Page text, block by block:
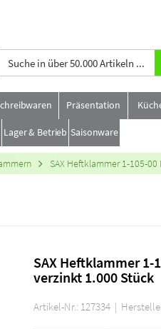
Präsentation
Lager & Betrieb Saisonware
SAX Heftklammer 1-105-
SAX Heftklammer 1-
verzinkt 1.000 Stück
Artikel-Nr.: 127334 |